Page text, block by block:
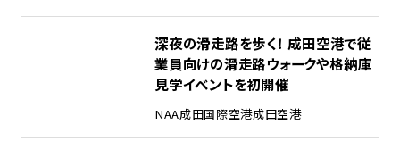
深夜の滑走路を歩く！ 成田空港で従
業員向けの滑走路ウォークや格納庫
見学イベントを初開催
NAA成田国際空港成田空港